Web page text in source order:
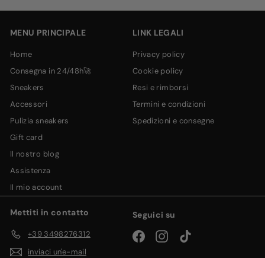
MENU PRINCIPALE
home
consegna in 24/48h🚀
sneakers
accessori
pulizia sneakers
gift card
il nostro blog
assistenza
il mio account
LINK LEGALI
privacy policy
cookie policy
resi e rimborsi
termini e condizioni
spedizioni e consegne
Mettiti in contatto
+39 3498276312
inviaci un'e-mail
Seguici su
FacebookInstagramTikTok